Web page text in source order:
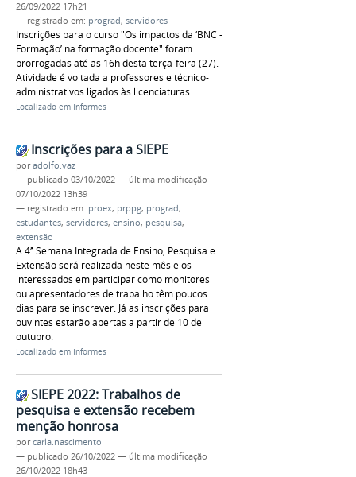
26/09/2022 17h21
— registrado em: prograd, servidores
Inscrições para o curso "Os impactos da ‘BNC -
Formação’ na formação docente" foram
prorrogadas até as 16h desta terça-feira (27).
Atividade é voltada a professores e técnico-
administrativos ligados às licenciaturas.
Localizado em Informes
Inscrições para a SIEPE
poradolfo.vaz
— publicado 03/10/2022 — última modificação
07/10/2022 13h39
— registrado em: proex, prppg, prograd,
estudantes, servidores, ensino, pesquisa,
extensão
A 4ª Semana Integrada de Ensino, Pesquisa e
Extensão será realizada neste mês e os
interessados em participar como monitores
ou apresentadores de trabalho têm poucos
dias para se inscrever. Já as inscrições para
ouvintes estarão abertas a partir de 10 de
outubro.
Localizado em Informes
SIEPE 2022: Trabalhos de
pesquisa e extensão recebem
menção honrosa
porcarla.nascimento
— publicado 26/10/2022 — última modificação
26/10/2022 18h43